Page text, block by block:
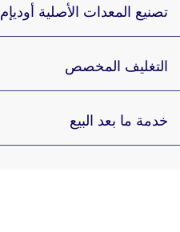
تصنيع المعدات الأصلية أوديإم
التغليف المخصص
خدمة ما بعد البيع